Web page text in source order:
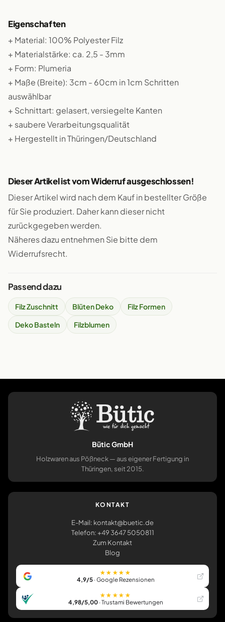
Eigenschaften
+ Material: 100% Polyester Filz
+ Materialstärke: ca. 2,5 - 3mm
+ Form: Plumeria
+ Maße (Breite): 3cm - 60cm in 1cm Schritten
auswählbar
+ Schnittart: gelasert, versiegelte Kanten
+ saubere Verarbeitungsqualität
+ Hergestellt in Thüringen/Deutschland
Dieser Artikel ist vom Widerruf ausgeschlossen!
Dieser Artikel wird nach dem Kauf in bestellter Größe
für Sie produziert. Daher kann dieser nicht
zurückgegeben werden.
Näheres dazu entnehmen Sie bitte dem
Widerrufsrecht.
Passend dazu
Filz Zuschnitt Blüten Deko
Filz Formen
Deko Basteln
Filzblumen
Bütic GmbH
Holzwaren aus Pößneck — aus eigener Fertigung in
Thüringen, seit 2015.
KONTAKT
E-Mail: kontakt@buetic.de
Telefon: +49 3647 5050811
Zum Kontakt
Blog
★★★★★
4,9/5· Google Rezensionen
★★★★★
4,98/5,00· Trustami Bewertungen